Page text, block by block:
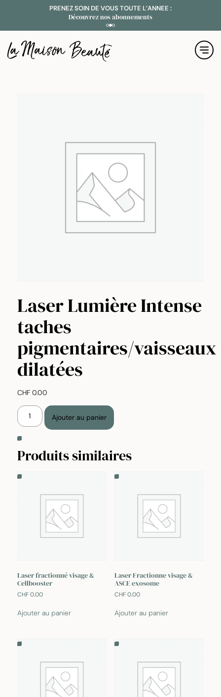
PRENEZ SOIN DE VOUS TOUTE L’ANNEE :
Découvrez nos abonnements
Laser Lumière Intense
taches
pigmentaires/vaisseaux
dilatées
CHF 0.00
quantité
de
Laser
Lumière
taches
dilatées
Ajouter au panier
Alternative:
Produits similaires
Laser fractionné visage &
Cellbooster
CHF0.00
Ajouter au panier
Laser Fractionne visage &
ASCE exosome
CHF0.00
Ajouter au panier